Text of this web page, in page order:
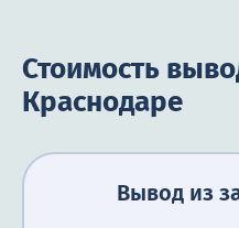
Стоимость
Краснодаре
Вывод из